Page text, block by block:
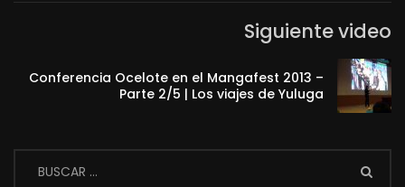
Siguiente video
Conferencia Ocelote en el Mangafest 2013 –
Parte 2/5 | Los viajes de Yuluga